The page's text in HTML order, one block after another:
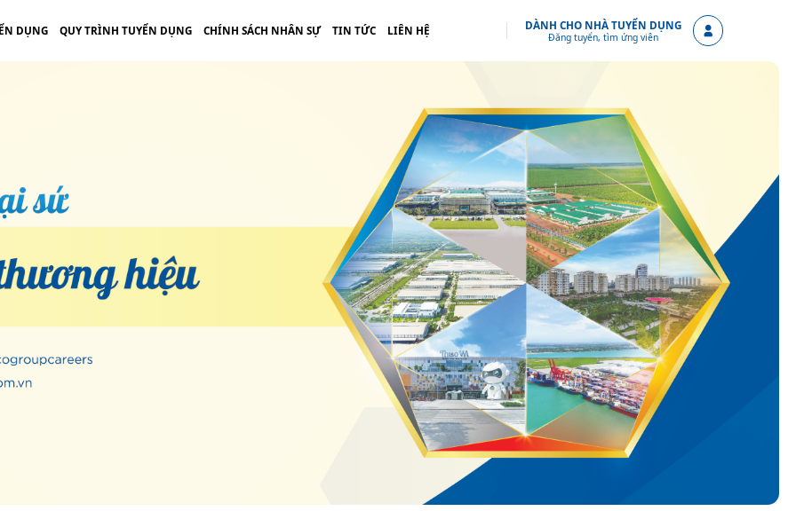
DỤNG QUY TRÌNH TUYỂN DỤNG CHÍNH SÁCH NHÂN SỰ TIN TỨC LIÊN HỆ DÀNH CHO NHÀ TUYỂN DỤNG
Đăng tuyển, tìm ứng viên